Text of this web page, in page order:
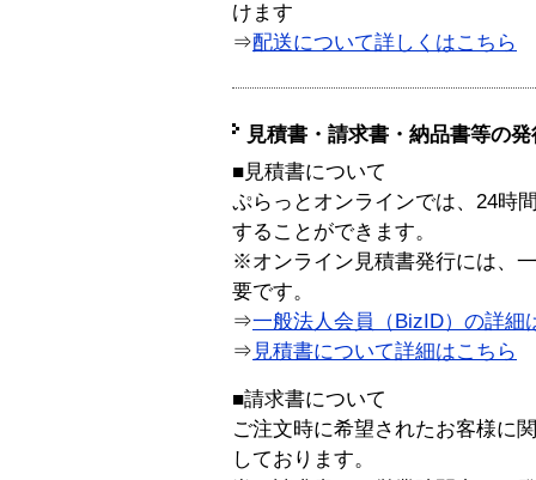
けます
⇒配送について詳しくはこちら
見積書・請求書・納品書等の
■見積書について
ぷらっとオンラインでは、24時
することができます。
※オンライン見積書発行には、
要です。
⇒一般法人会員（BizID）の詳細
⇒ 見積書について詳細はこちら
■請求書について
ご注文時に希望されたお客様に
しております。